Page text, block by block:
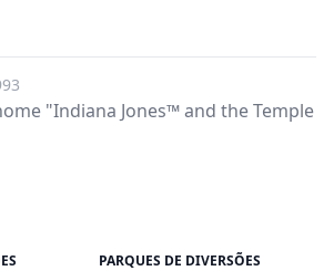
"Indiana Jones™ and the Temple
PARQUES DE DIVERSÕES